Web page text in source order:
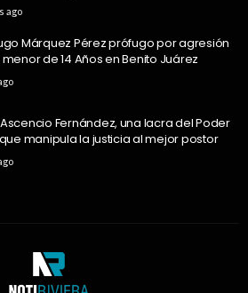
ago
Márquez Pérez prófugo por agresión
de 14 Años en Benito Juárez
Fernández, una lacra del Poder
manipula la justicia al mejor postor